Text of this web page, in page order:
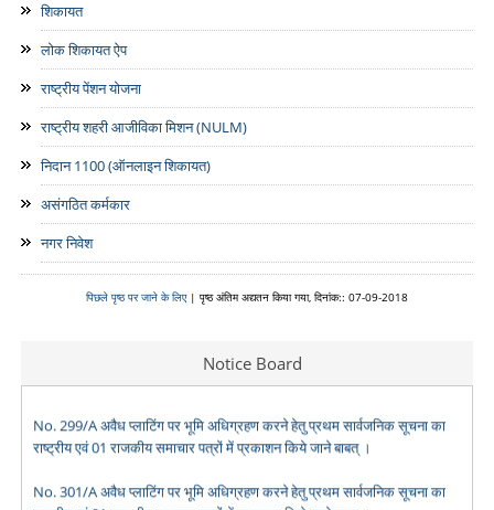
शिकायत
लोक शिकायत ऐप
राष्ट्रीय पेंशन योजना
राष्ट्रीय शहरी आजीविका मिशन (NULM)
निदान 1100 (ऑनलाइन शिकायत)
असंगठित कर्मकार
नगर निवेश
पिछले पृष्ठ पर जाने के लिए| पृष्ठ अंतिम अद्यतन किया गया, दिनांक:: 07-09-2018
Notice Board
राष्ट्रीय एवं 01 राजकीय समाचार पत्रों में प्रकाशन किये जाने बाबत् ।
राष्ट्रीय एवं 01 राजकीय समाचार पत्रों में प्रकाशन किये जाने बाबत् ।